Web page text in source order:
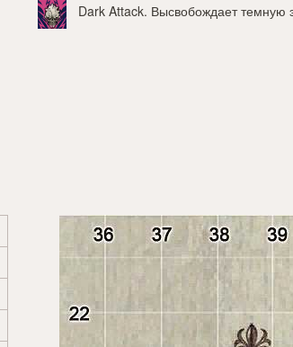
Dark Attack. Высвобождает темную